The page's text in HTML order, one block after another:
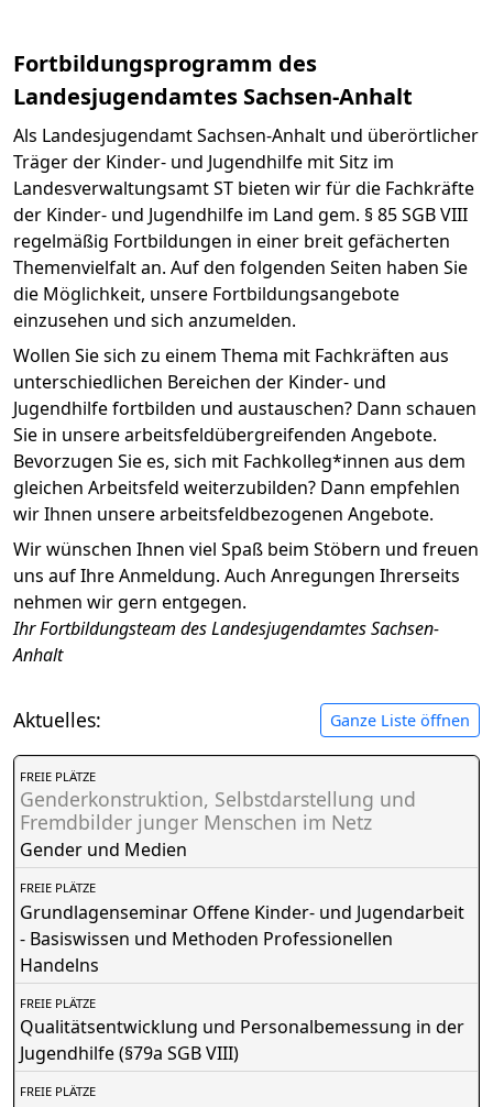
Fortbildungsprogramm des
Landesjugendamtes Sachsen-Anhalt
Als Landesjugendamt Sachsen-Anhalt und überörtlicher
Träger der Kinder- und Jugendhilfe mit Sitz im
Landesverwaltungsamt ST bieten wir für die Fachkräfte
der Kinder- und Jugendhilfe im Land gem. § 85 SGB VIII
regelmäßig Fortbildungen in einer breit gefächerten
Themenvielfalt an. Auf den folgenden Seiten haben Sie
die Möglichkeit, unsere Fortbildungsangebote
einzusehen und sich anzumelden.
Wollen Sie sich zu einem Thema mit Fachkräften aus
unterschiedlichen Bereichen der Kinder- und
Jugendhilfe fortbilden und austauschen? Dann schauen
Sie in unsere arbeitsfeldübergreifenden Angebote.
Bevorzugen Sie es, sich mit Fachkolleg*innen aus dem
gleichen Arbeitsfeld weiterzubilden? Dann empfehlen
wir Ihnen unsere arbeitsfeldbezogenen Angebote.
Wir wünschen Ihnen viel Spaß beim Stöbern und freuen
uns auf Ihre Anmeldung. Auch Anregungen Ihrerseits
nehmen wir gern entgegen.
Ihr Fortbildungsteam des Landesjugendamtes Sachsen-
Anhalt
Aktuelles: Ganze Liste öffnen
FREIE PLÄTZE
Genderkonstruktion, Selbstdarstellung und
Fremdbilder junger Menschen im Netz
Gender und Medien
FREIE PLÄTZE
Grundlagenseminar Offene Kinder- und Jugendarbeit
- Basiswissen und Methoden Professionellen
Handelns
FREIE PLÄTZE
Qualitätsentwicklung und Personalbemessung in der
Jugendhilfe (§79a SGB VIII)
FREIE PLÄTZE